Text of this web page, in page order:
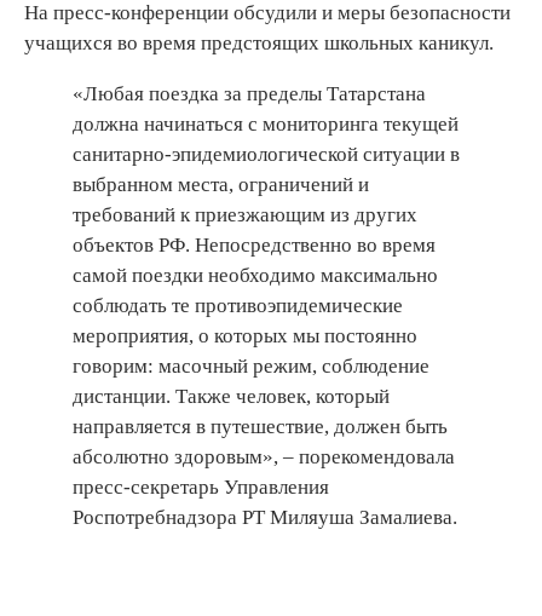
На пресс-конференции обсудили и меры безопасности
учащихся во время предстоящих школьных каникул.
«Любая поездка за пределы Татарстана
должна начинаться с мониторинга текущей
санитарно-эпидемиологической ситуации в
выбранном места, ограничений и
требований к приезжающим из других
объектов РФ. Непосредственно во время
самой поездки необходимо максимально
соблюдать те противоэпидемические
мероприятия, о которых мы постоянно
говорим: масочный режим, соблюдение
дистанции. Также человек, который
направляется в путешествие, должен быть
абсолютно здоровым», – порекомендовала
пресс-секретарь Управления
Роспотребнадзора РТ Миляуша Замалиева.